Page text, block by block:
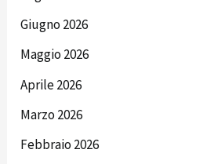
Giugno 2026
Maggio 2026
Aprile 2026
Marzo 2026
Febbraio 2026